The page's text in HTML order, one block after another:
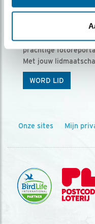
Ontvang 5 x
Vogels is het
prachtige
Met jouw
WORD LID
Onze sites Mijn